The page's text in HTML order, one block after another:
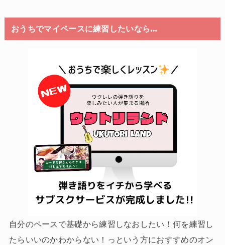
おうちでマイペースに練習したいなら…
自分のペースで基礎から練習しなおしたい！何を練習し
たらいいのかわからない！っという方におすすめのオン